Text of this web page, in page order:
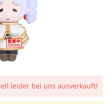
leider bei uns ausverkauft!